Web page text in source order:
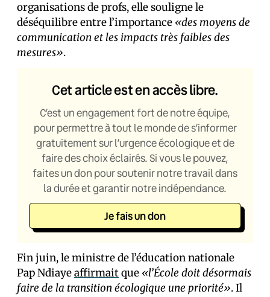
organisations de profs, elle souligne le
déséquilibre entre l’importance «des moyens de
communication et les impacts très faibles des
mesures».
Cet article est en accès libre.
C’est un engagement fort de notre équipe,
pour permettre à tout le monde de s’informer
gratuitement sur l’urgence écologique et de
faire des choix éclairés. Si vous le pouvez,
faites un don pour soutenir notre travail dans
la durée et garantir notre indépendance.
Je fais un don
Fin juin, le ministre de l’éducation nationale
Pap Ndiayeaffirmaitque «l’École doit désormais
faire de la transition écologique une priorité». Il